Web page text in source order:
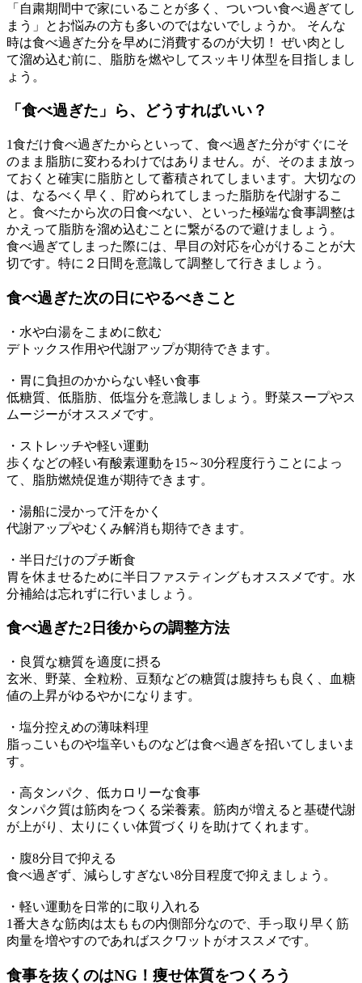
「自粛期間中で家にいることが多く、ついつい食べ過ぎてし
まう」とお悩みの方も多いのではないでしょうか。 そんな
時は食べ過ぎた分を早めに消費するのが大切！ ぜい肉とし
て溜め込む前に、脂肪を燃やしてスッキリ体型を目指しまし
ょう。
「食べ過ぎた」ら、どうすればいい？
1食だけ食べ過ぎたからといって、食べ過ぎた分がすぐにそ
のまま脂肪に変わるわけではありません。が、そのまま放っ
ておくと確実に脂肪として蓄積されてしまいます。大切なの
は、なるべく早く、貯められてしまった脂肪を代謝するこ
と。食べたから次の日食べない、といった極端な食事調整は
かえって脂肪を溜め込むことに繋がるので避けましょう。
食べ過ぎてしまった際には、早目の対応を心がけることが大
切です。特に２日間を意識して調整して行きましょう。
食べ過ぎた次の日にやるべきこと
・水や白湯をこまめに飲む
デトックス作用や代謝アップが期待できます。
・胃に負担のかからない軽い食事
低糖質、低脂肪、低塩分を意識しましょう。野菜スープやス
ムージーがオススメです。
・ストレッチや軽い運動
歩くなどの軽い有酸素運動を15～30分程度行うことによっ
て、脂肪燃焼促進が期待できます。
・湯船に浸かって汗をかく
代謝アップやむくみ解消も期待できます。
・半日だけのプチ断食
胃を休ませるために半日ファスティングもオススメです。水
分補給は忘れずに行いましょう。
食べ過ぎた2日後からの調整方法
・良質な糖質を適度に摂る
玄米、野菜、全粒粉、豆類などの糖質は腹持ちも良く、血糖
値の上昇がゆるやかになります。
・塩分控えめの薄味料理
脂っこいものや塩辛いものなどは食べ過ぎを招いてしまいま
す。
・高タンパク、低カロリーな食事
タンパク質は筋肉をつくる栄養素。筋肉が増えると基礎代謝
が上がり、太りにくい体質づくりを助けてくれます。
・腹8分目で抑える
食べ過ぎず、減らしすぎない8分目程度で抑えましょう。
・軽い運動を日常的に取り入れる
1番大きな筋肉は太ももの内側部分なので、手っ取り早く筋
肉量を増やすのであればスクワットがオススメです。
食事を抜くのはNG！痩せ体質をつくろう